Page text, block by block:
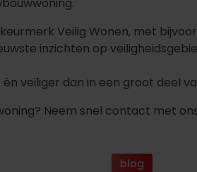
Veilig Wonen, met
inzichten op
veiliger dan in een groot deel
Neem snel contact met
blog